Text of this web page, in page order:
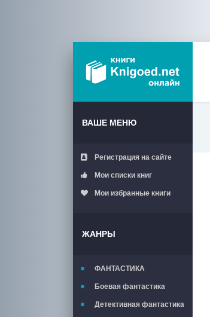
ВАШЕ МЕНЮ
Регистрация на сайте
Мои списки книг
Мои избранные книги
ЖАНРЫ
ФАНТАСТИКА
Боевая фантастика
Детективная фантастика